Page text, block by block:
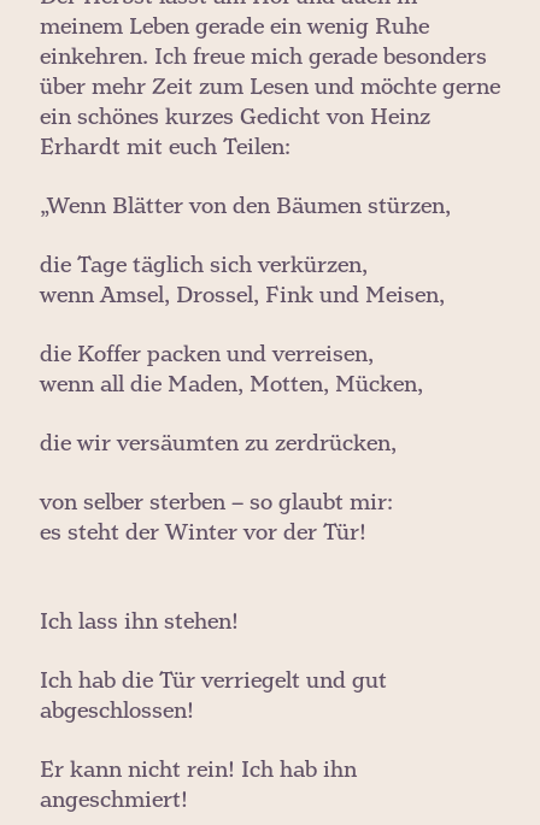
meinem Leben gerade ein wenig Ruhe
einkehren. Ich freue mich gerade besonders
über mehr Zeit zum Lesen und möchte gerne
ein schönes kurzes Gedicht von Heinz
Erhardt mit euch Teilen:
„Wenn Blätter von den Bäumen stürzen,
die Tage täglich sich verkürzen,
wenn Amsel, Drossel, Fink und Meisen,
die Koffer packen und verreisen,
wenn all die Maden, Motten, Mücken,
die wir versäumten zu zerdrücken,
von selber sterben – so glaubt mir:
es steht der Winter vor der Tür!
Ich lass ihn stehen!
Ich hab die Tür verriegelt und gut
abgeschlossen!
Er kann nicht rein! Ich hab ihn
angeschmiert!